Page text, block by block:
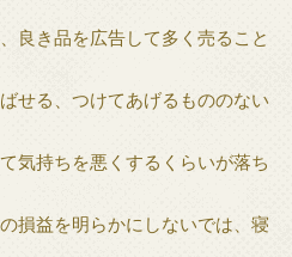
良き品を広告して多く売ること
せる、つけてあげるもののない
気持ちを悪くするくらいが落ち
損益を明らかにしないでは、寝